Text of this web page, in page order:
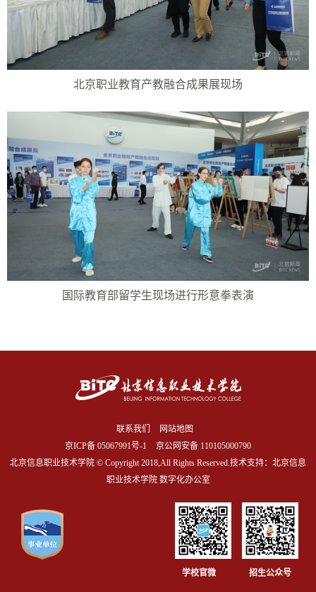
北京职业教育产教融合成果展现场
国际教育部留学生现场进行形意拳表演
联系我们
网站地图
京ICP备 05067991号-1
京公网安备 110105000790
北京信息职业技术学院 © Copyright 2018,All Rights Reserved.技术支持：北京信息
职业技术学院 数字化办公室
招生公众号
学校官微